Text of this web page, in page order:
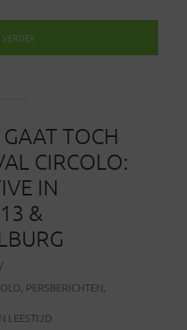
VERDER
TOCH
CIRCOLO:
IN
&
, PERSBERICHTEN,
LEESTIJD